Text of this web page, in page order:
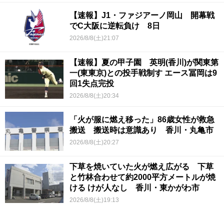
【速報】J1・ファジアーノ岡山 開幕戦
でC大阪に逆転負け 8日
2026/8/8(土)21:07
【速報】夏の甲子園 英明(香川)が関東第
一(東東京)との投手戦制す エース冨岡は9
回1失点完投
2026/8/8(土)20:34
「火が服に燃え移った」86歳女性が救急
搬送 搬送時は意識あり 香川・丸亀市
2026/8/8(土)20:27
下草を焼いていた火が燃え広がる 下草
と竹林合わせて約2000平方メートルが焼
ける けが人なし 香川・東かがわ市
2026/8/8(土)19:13